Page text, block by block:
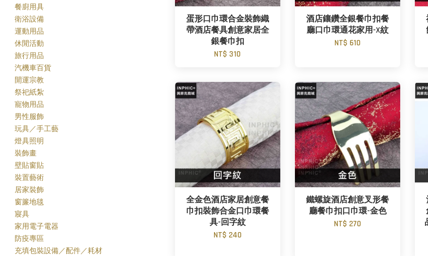
餐廚用具
衛浴設備
運動用品
休閒活動
旅行用品
汽機車百貨
開運宗教
祭祀紙紮
寵物用品
男性服飾
玩具／手工藝
燈具照明
裝飾畫
壁貼窗貼
裝置藝術
居家裝飾
窗簾地毯
寢具
家用電子電器
防疫專區
充填包裝設備／配件／耗材
蛋形口巾環合金裝飾織
帶酒店餐具創意家居全
銀餐巾扣
NT$ 310
酒店鑲鑽全銀餐巾扣餐
廳口巾環通花家用-X紋
NT$ 610
全金色酒店家居創意餐
巾扣裝飾合金口巾環餐
具-回字紋
NT$ 240
鐵螺旋酒店創意叉形餐
廳餐巾扣口巾環-金色
NT$ 270